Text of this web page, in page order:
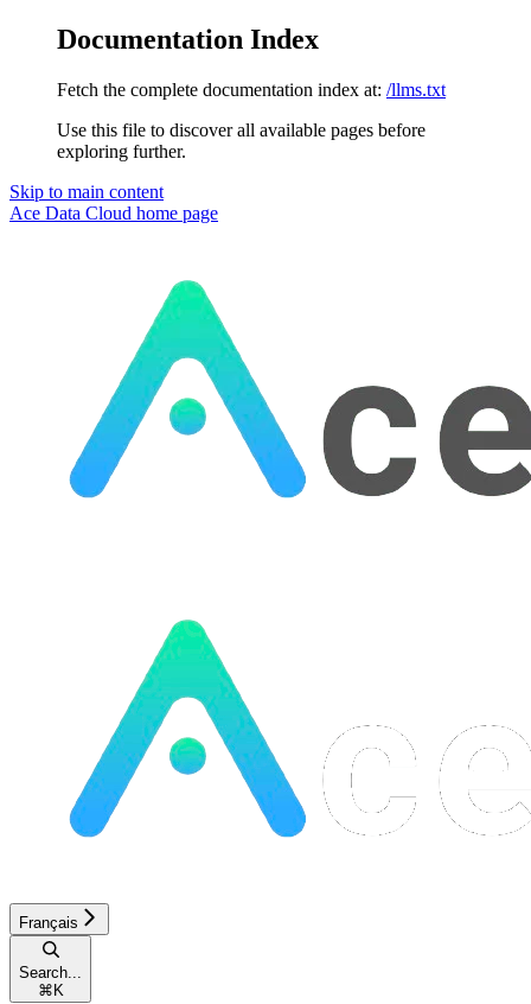
Documentation Index
Fetch the complete documentation index at: /llms.txt
Use this file to discover all available pages before
exploring further.
Skip to main content
Ace Data Cloud home page
Français
Search...
⌘ K